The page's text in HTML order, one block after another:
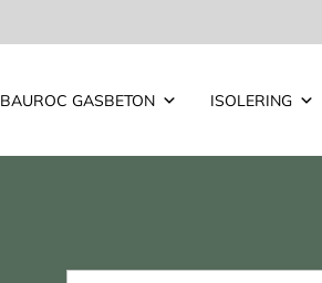
BAUROC GASBETON ISOLERING